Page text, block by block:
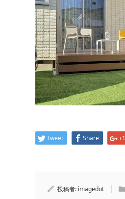
Tweet Share +1
投稿者: imagedot